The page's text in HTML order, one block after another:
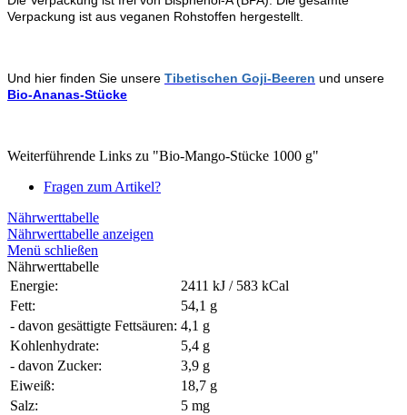
Verpackung ist aus veganen Rohstoffen hergestellt.
Und hier finden Sie unsere Tibetischen Goji-Beeren und unsere
Bio-Ananas-Stücke
Weiterführende Links zu "Bio-Mango-Stücke 1000 g"
Fragen zum Artikel?
Nährwerttabelle
Nährwerttabelle anzeigen
Menü schließen
Nährwerttabelle
Energie:
2411 kJ / 583 kCal
Fett:
54,1 g
- davon gesättigte Fettsäuren: 4,1 g
Kohlenhydrate:
5,4 g
- davon Zucker:
3,9 g
Eiweiß:
18,7 g
Salz:
5 mg